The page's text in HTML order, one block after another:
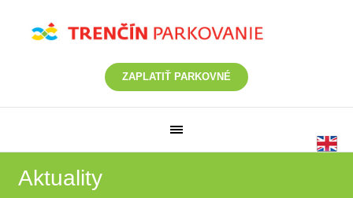
ZAPLATIŤ PARKOVNÉ
Aktuality